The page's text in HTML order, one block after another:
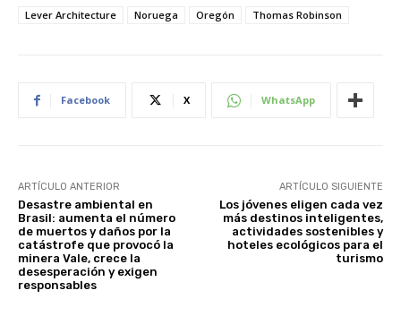
Lever Architecture
Noruega Oregón Thomas Robinson
Facebook X WhatsApp
ARTÍCULO ANTERIOR
Desastre ambiental en
Brasil: aumenta el número
de muertos y daños por la
catástrofe que provocó la
minera Vale, crece la
desesperación y exigen
responsables
ARTÍCULO SIGUIENTE
Los jóvenes eligen cada vez
más destinos inteligentes,
actividades sostenibles y
hoteles ecológicos para el
turismo